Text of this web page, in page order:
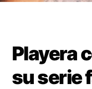
Playera
su serie